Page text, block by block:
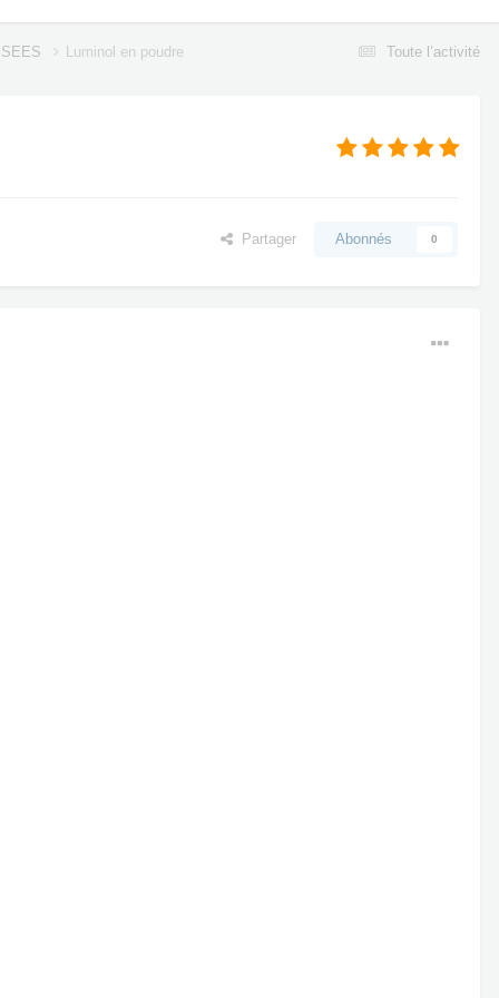
Toute l’activité
Luminol en poudre
Partager Abonnés 0